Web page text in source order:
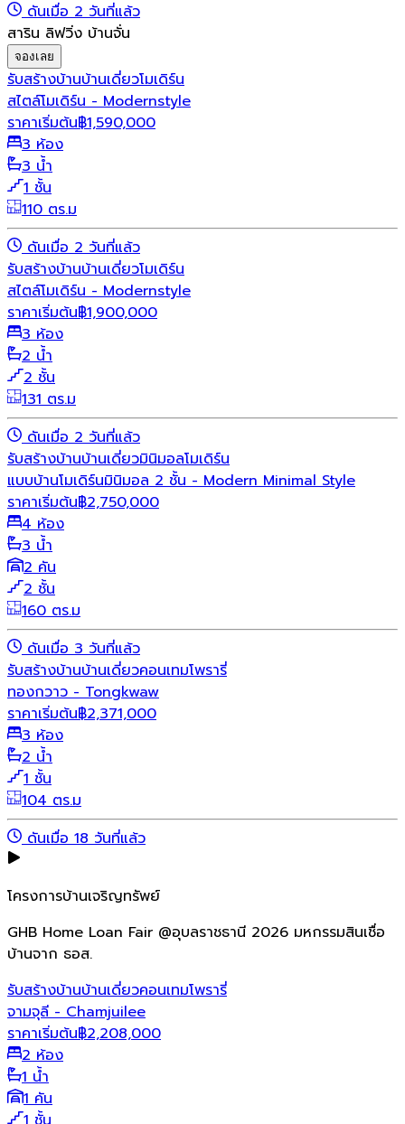
ดันเมื่อ 2 วันที่แล้ว
สาริน ลิฟวิ่ง บ้านจั่น
จองเลย
รับสร้างบ้านบ้านเดี่ยวโมเดิร์น
สไตล์โมเดิร์น - Modernstyle
ราคาเริ่มต้น฿1,590,000
3 ห้อง
3 น้ำ
1 ชั้น
110 ตร.ม
ดันเมื่อ 2 วันที่แล้ว
รับสร้างบ้านบ้านเดี่ยวโมเดิร์น
สไตล์โมเดิร์น - Modernstyle
ราคาเริ่มต้น฿1,900,000
3 ห้อง
2 น้ำ
2 ชั้น
131 ตร.ม
ดันเมื่อ 2 วันที่แล้ว
รับสร้างบ้านบ้านเดี่ยวมินิมอลโมเดิร์น
แบบบ้านโมเดิร์นมินิมอล 2 ชั้น - Modern Minimal Style
ราคาเริ่มต้น฿2,750,000
4 ห้อง
3 น้ำ
2 คัน
2 ชั้น
160 ตร.ม
ดันเมื่อ 3 วันที่แล้ว
รับสร้างบ้านบ้านเดี่ยวคอนเทมโพรารี่
ทองกวาว - Tongkwaw
ราคาเริ่มต้น฿2,371,000
3 ห้อง
2 น้ำ
1 ชั้น
104 ตร.ม
ดันเมื่อ 18 วันที่แล้ว
โครงการบ้านเจริญทรัพย์
GHB Home Loan Fair @อุบลราชธานี 2026 มหกรรมสินเชื่อ
บ้านจาก ธอส.
รับสร้างบ้านบ้านเดี่ยวคอนเทมโพรารี่
จามจุลี - Chamjuilee
ราคาเริ่มต้น฿2,208,000
2 ห้อง
1 น้ำ
1 คัน